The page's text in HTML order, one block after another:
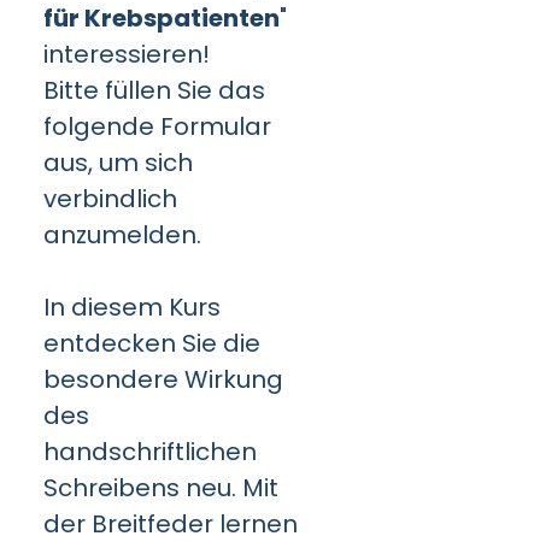
für Krebspatienten"
interessieren!
Bitte füllen Sie das
folgende Formular
aus, um sich
verbindlich
anzumelden.
In diesem Kurs
entdecken Sie die
besondere Wirkung
des
handschriftlichen
Schreibens neu. Mit
der Breitfeder lernen